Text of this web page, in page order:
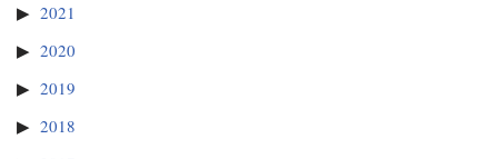
2021
2020
2019
2018